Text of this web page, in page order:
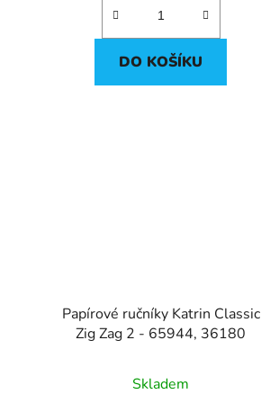
DO KOŠÍKU
Papírové ručníky Katrin Classic
Zig Zag 2 - 65944, 36180
Skladem